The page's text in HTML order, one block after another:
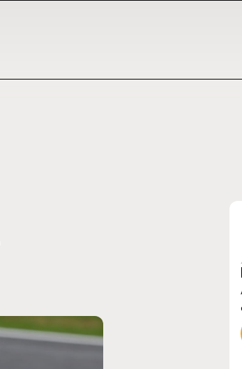
Zarco évite l'opération et vise un retour en
septembre